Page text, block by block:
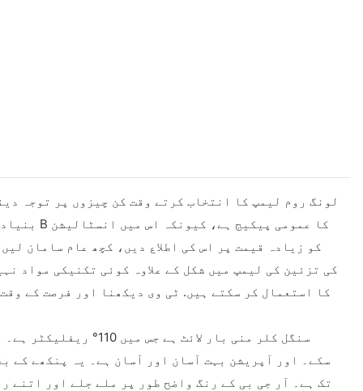
کا استعمال کر سکتے ہیں. ٹی وی دیکھنا اور فرصت کے